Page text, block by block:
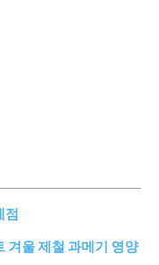
점
겨울 제철 과메기 영양